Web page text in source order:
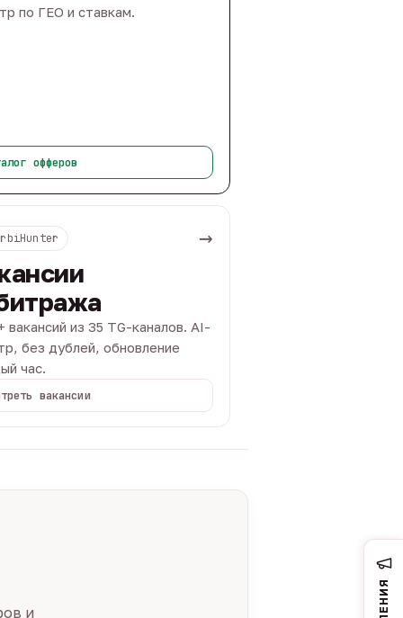
по ГЕО и ставкам.
офферов
→
вакансий из 35 TG-каналов. AI-
без дублей, обновление
час.
вакансии
и